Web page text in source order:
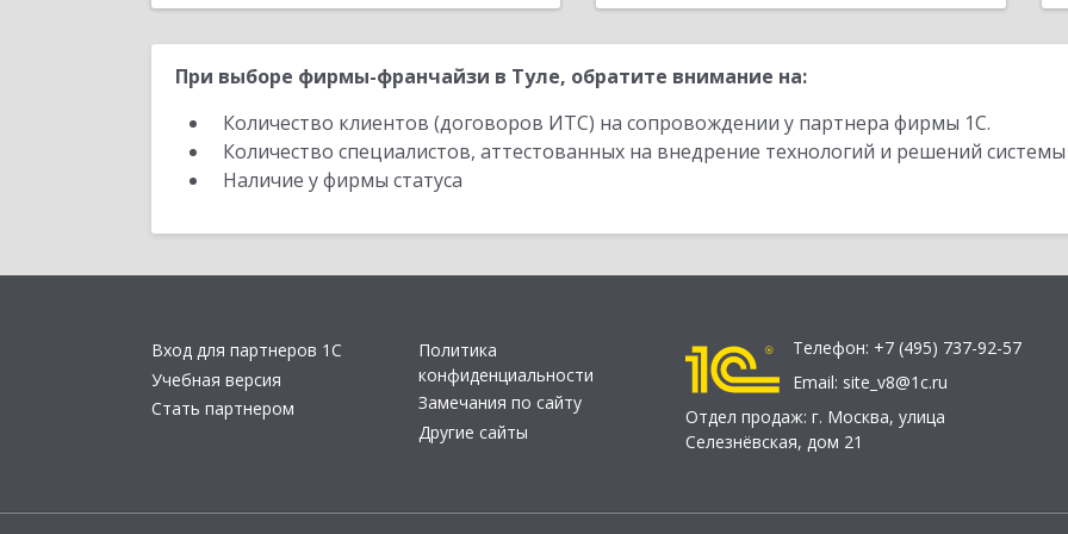
При выборе фирмы-франчайзи в Туле, обратите внимание на:
Количество клиентов (договоров ИТС) на сопровождении у партнера фирмы 1С.
Количество специалистов, аттестованных на внедрение технологий и решений
Наличие у фирмы статуса
Вход для партнеров 1С
Учебная версия
Стать партнером
Политика
конфиденциальности
Замечания по сайту
Другие сайты
Телефон: +7 (495) 737-92-57
Email: site_v8@1c.ru
Отдел продаж: г. Москва, улица
Селезнёвская, дом 21